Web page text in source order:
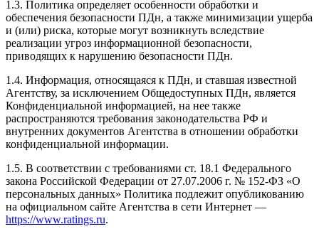
1.3. Политика определяет особенности обработки и
обеспечения безопасности ПДн, а также минимизации ущерба
и (или) риска, которые могут возникнуть вследствие
реализации угроз информационной безопасности,
приводящих к нарушению безопасности ПДн.
1.4. Информация, относящаяся к ПДн, и ставшая известной
Агентству, за исключением Общедоступных ПДн, является
Конфиденциальной информацией, на нее также
распространяются требования законодательства РФ и
внутренних документов Агентства в отношении обработки
конфиденциальной информации.
1.5. В соответствии с требованиями ст. 18.1 Федерального
закона Российской Федерации от 27.07.2006 г. № 152-ФЗ «О
персональных данных» Политика подлежит опубликованию
на официальном сайте Агентства в сети Интернет —
https://www.ratings.ru.